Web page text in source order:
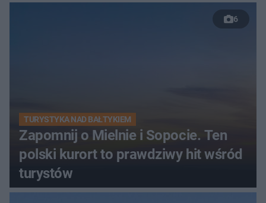
6
TURYSTYKA NAD BAŁTYKIEM
Zapomnij o Mielnie i Sopocie. Ten
polski kurort to prawdziwy hit wśród
turystów